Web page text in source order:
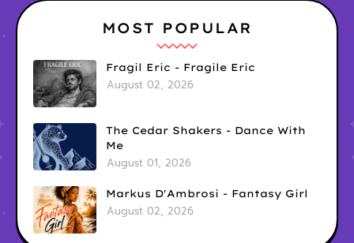
MOST POPULAR
Fragil Eric - Fragile Eric
August 02, 2026
The Cedar Shakers - Dance With
Me
August 01, 2026
Markus D'Ambrosi - Fantasy Girl
August 02, 2026